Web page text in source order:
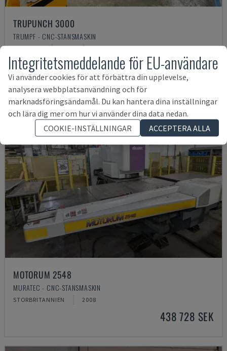
TRUPUNCH 3000
TRUMPF - CNC-STANSMASKIN
TYSKLAND 2007 52.506 tim.
493 569 SEK
MOTORUM 2548
MURATEC - CNC-STANSMASKIN
STORBRITANNIEN 2008
438 728 SEK
Integritetsmeddelande för EU-användare
Vi använder cookies för att förbättra din upplevelse,
analysera webbplatsanvändning och för
marknadsföringsändamål. Du kan hantera dina inställningar
och lära dig mer om hur vi använder dina data nedan.
COOKIE-INSTÄLLNINGAR
ACCEPTERA ALLA